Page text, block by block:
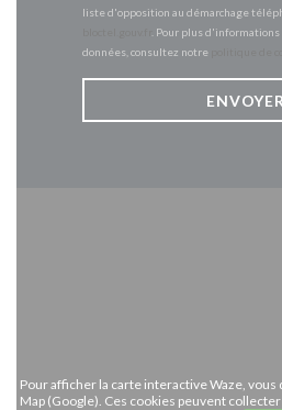
liste d'opposition au démarchage
. Pour plus
données, consultez notre
Pour afficher la carte interactive Waze,
Map (Google). Ces cookies peuvent